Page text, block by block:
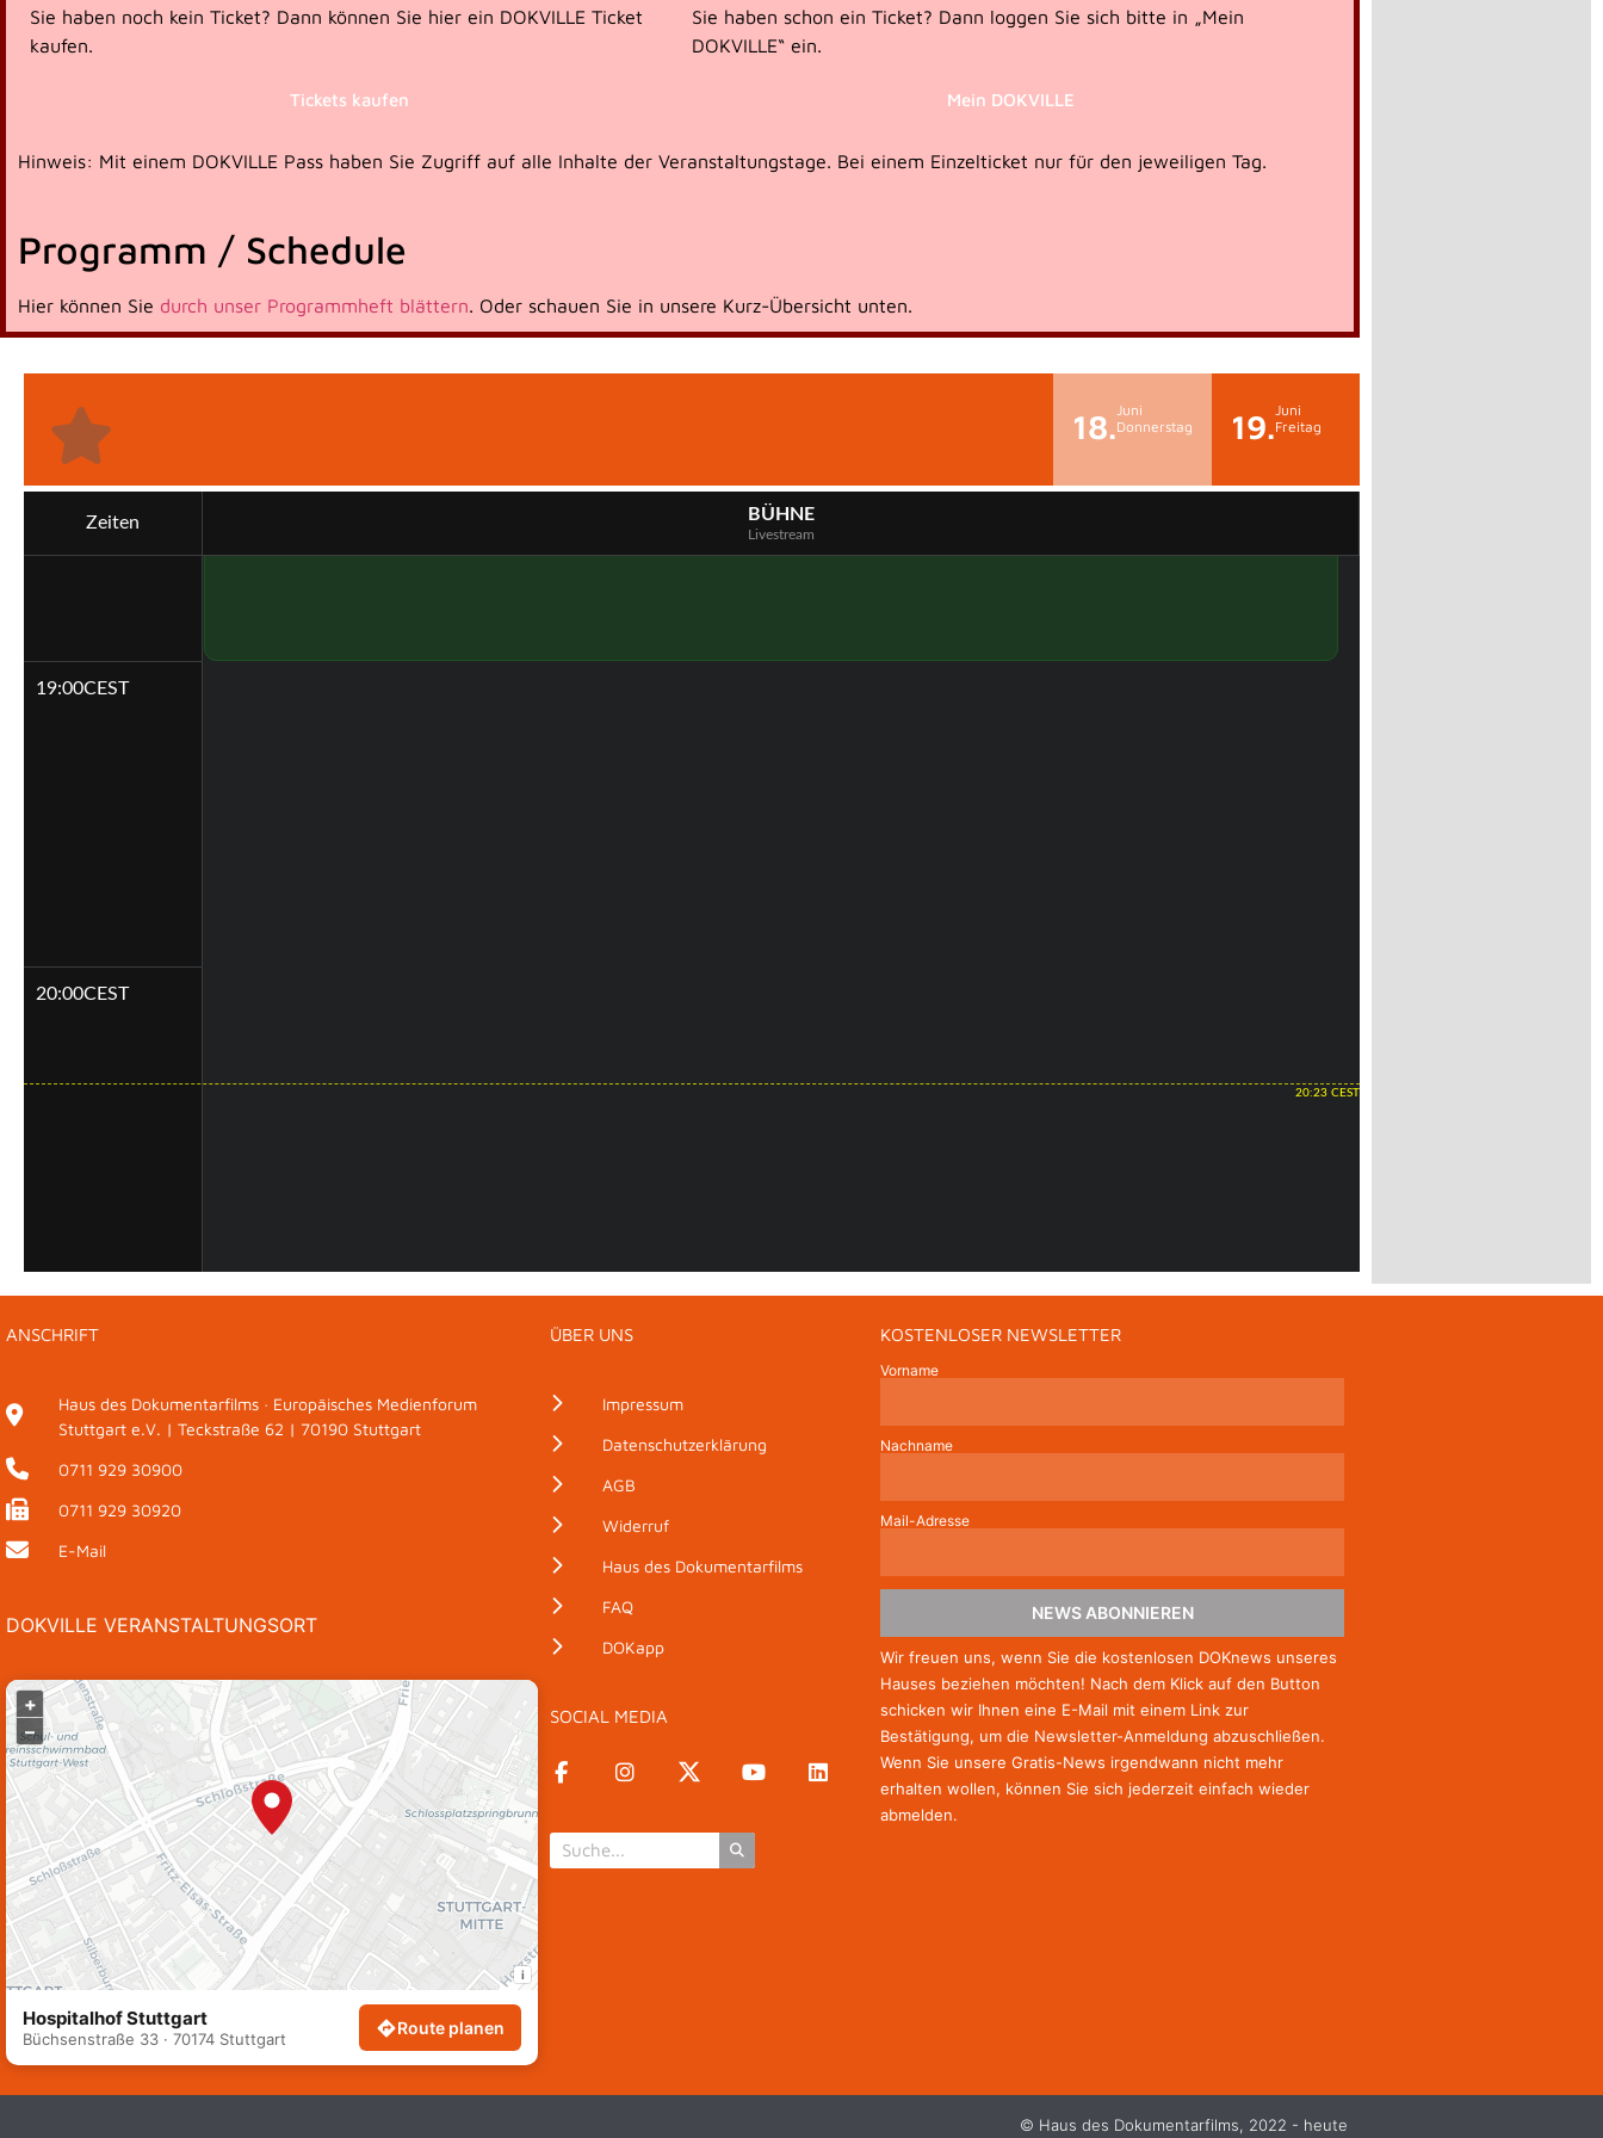
Sie haben noch kein Ticket? Dann können Sie hier ein DOKVILLE Ticket
kaufen.
Tickets kaufen
Sie haben schon ein Ticket? Dann loggen Sie sich bitte in „Mein
DOKVILLE“ ein.
Mein DOKVILLE
Hinweis: Mit einem DOKVILLE Pass haben Sie Zugriff auf alle Inhalte der Veranstaltungstage. Bei einem Einzelticket nur für den jeweiligen Tag.
Programm / Schedule
Hier können Sie durch unser Programmheft blättern. Oder schauen Sie in unsere Kurz-Übersicht unten.
18. Juni
Donnerstag
19. Juni
Freitag
Zeiten BÜHNE
Livestream
20:23 CEST
19:00CEST
20:00CEST
PREISVERLEIHUNG
ANSCHRIFT
Haus des Dokumentarfilms · Europäisches Medienforum
Stuttgart e.V. | Teckstraße 62 | 70190 Stuttgart
0711 929 30900
0711 929 30920
E-Mail
DOKVILLE VERANSTALTUNGSORT
+
–
i
Hospitalhof Stuttgart
Büchsenstraße 33 · 70174 Stuttgart
Route planen
ÜBER UNS
Impressum
Datenschutzerklärung
AGB
Widerruf
Haus des Dokumentarfilms
FAQ
DOKapp
SOCIAL MEDIA
KOSTENLOSER NEWSLETTER
Vorname
Nachname
Mail-Adresse
NEWS ABONNIEREN
Wir freuen uns, wenn Sie die kostenlosen DOKnews unseres
Hauses beziehen möchten! Nach dem Klick auf den Button
schicken wir Ihnen eine E-Mail mit einem Link zur
Bestätigung, um die Newsletter-Anmeldung abzuschließen.
Wenn Sie unsere Gratis-News irgendwann nicht mehr
erhalten wollen, können Sie sich jederzeit einfach wieder
abmelden.
© Haus des Dokumentarfilms, 2022 - heute